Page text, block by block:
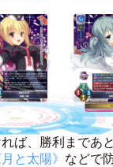
ば、勝利まであ
月と太陽》 などで